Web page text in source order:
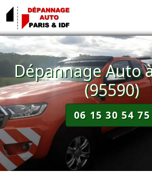
Dépannage Auto
(95590)
06 15 30 54 75